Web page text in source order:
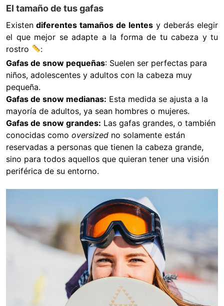
El tamaño de tus gafas
Existen diferentes tamaños de lentes y deberás elegir
el que mejor se adapte a la forma de tu cabeza y tu
rostro
:
Gafas de snow pequeñas: Suelen ser perfectas para
niños, adolescentes y adultos con la cabeza muy
pequeña.
Gafas de snow medianas: Esta medida se ajusta a la
mayoría de adultos, ya sean hombres o mujeres.
Gafas de snow grandes: Las gafas grandes, o también
conocidas como oversized no solamente están
reservadas a personas que tienen la cabeza grande,
sino para todos aquellos que quieran tener una visión
periférica de su entorno.